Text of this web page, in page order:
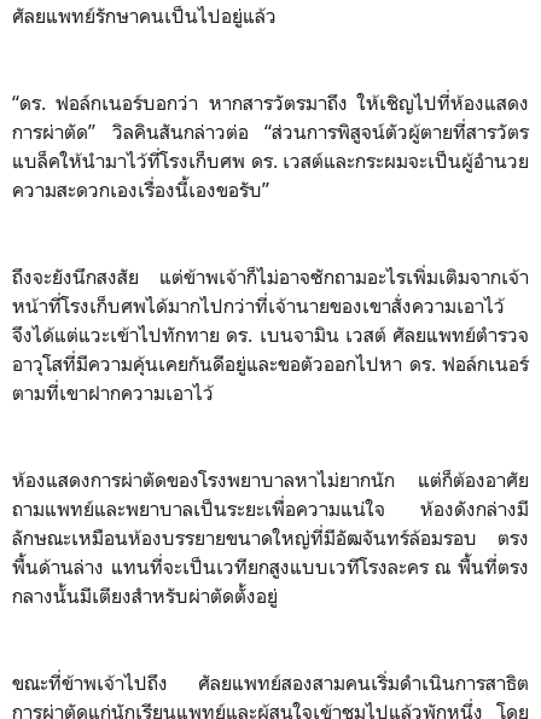
ศัลยแพทย์รักษาคนเป็นไปอยู่แล้ว
“ดร. ฟอล์กเนอร์บอกว่า หากสารวัตรมาถึง ให้เชิญไปที่ห้องแสดง
การผ่าตัด” วิลคินสันกล่าวต่อ “ส่วนการพิสูจน์ตัวผู้ตายที่สารวัตร
แบล็คให้นำมาไว้ที่โรงเก็บศพ ดร. เวสต์และกระผมจะเป็นผู้อำนวย
ความสะดวกเองเรื่องนี้เองขอรับ”
ถึงจะยังนึกสงสัย แต่ข้าพเจ้าก็ไม่อาจซักถามอะไรเพิ่มเติมจากเจ้า
หน้าที่โรงเก็บศพได้มากไปกว่าที่เจ้านายของเขาสั่งความเอาไว้
จึงได้แต่แวะเข้าไปทักทาย ดร. เบนจามิน เวสต์ ศัลยแพทย์ตำรวจ
อาวุโสที่มีความคุ้นเคยกันดีอยู่และขอตัวออกไปหา ดร. ฟอล์กเนอร์
ตามที่เขาฝากความเอาไว้
ห้องแสดงการผ่าตัดของโรงพยาบาลหาไม่ยากนัก แต่ก็ต้องอาศัย
ถามแพทย์และพยาบาลเป็นระยะเพื่อความแน่ใจ ห้องดังกล่างมี
ลักษณะเหมือนห้องบรรยายขนาดใหญ่ที่มีอัฒจันทร์ล้อมรอบ ตรง
พื้นด้านล่าง แทนที่จะเป็นเวทียกสูงแบบเวทีโรงละคร ณ พื้นที่ตรง
กลางนั้นมีเตียงสำหรับผ่าตัดตั้งอยู่
ขณะที่ข้าพเจ้าไปถึง ศัลยแพทย์สองสามคนเริ่มดำเนินการสาธิต
การผ่าตัดแก่นักเรียนแพทย์และผู้สนใจเข้าชมไปแล้วพักหนึ่ง โดย